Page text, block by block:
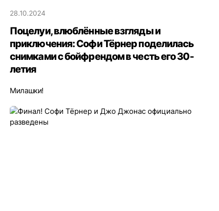
28.10.2024
Поцелуи, влюблённые взгляды и
приключения: Софи Тёрнер поделилась
снимками с бойфрендом в честь его 30-
летия
Милашки!